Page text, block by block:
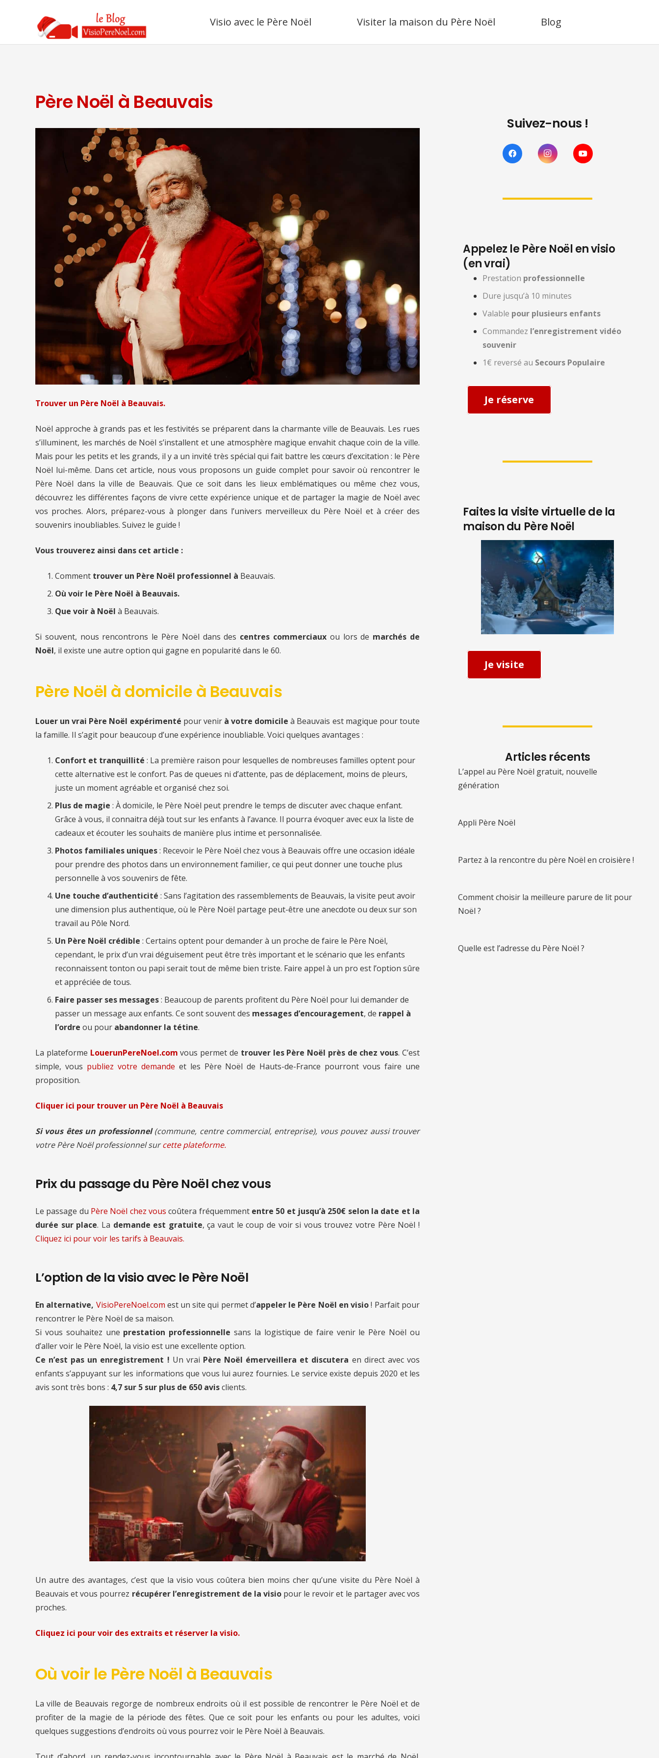
Visio avec le Père Noël Visiter la maison du Père Noël Blog
Père Noël à Beauvais
Trouver un Père Noël à Beauvais.
Noël approche à grands pas et les festivités se préparent dans la charmante ville de Beauvais. Les rues
s’illuminent, les marchés de Noël s’installent et une atmosphère magique envahit chaque coin de la ville.
Mais pour les petits et les grands, il y a un invité très spécial qui fait battre les cœurs d’excitation : le Père
Noël lui-même. Dans cet article, nous vous proposons un guide complet pour savoir où rencontrer le
Père Noël dans la ville de Beauvais. Que ce soit dans les lieux emblématiques ou même chez vous,
découvrez les différentes façons de vivre cette expérience unique et de partager la magie de Noël avec
vos proches. Alors, préparez-vous à plonger dans l’univers merveilleux du Père Noël et à créer des
souvenirs inoubliables. Suivez le guide !
Vous trouverez ainsi dans cet article :
Comment trouver un Père Noël professionnel à Beauvais.
Où voir le Père Noël à Beauvais.
Que voir à Noël à Beauvais.
Si souvent, nous rencontrons le Père Noël dans des centres commerciaux ou lors de marchés de
Noël, il existe une autre option qui gagne en popularité dans le 60.
Père Noël à domicile à Beauvais
Louer un vrai Père Noël expérimenté pour venir à votre domicile à Beauvais est magique pour toute
la famille. Il s’agit pour beaucoup d’une expérience inoubliable. Voici quelques avantages :
Confort et tranquillité : La première raison pour lesquelles de nombreuses familles optent pour
cette alternative est le confort. Pas de queues ni d’attente, pas de déplacement, moins de pleurs,
juste un moment agréable et organisé chez soi.
Plus de magie : À domicile, le Père Noël peut prendre le temps de discuter avec chaque enfant.
Grâce à vous, il connaitra déjà tout sur les enfants à l’avance. Il pourra évoquer avec eux la liste de
cadeaux et écouter les souhaits de manière plus intime et personnalisée.
Photos familiales uniques: Recevoir le Père Noël chez vous à Beauvais offre une occasion idéale
pour prendre des photos dans un environnement familier, ce qui peut donner une touche plus
personnelle à vos souvenirs de fête.
Une touche d’authenticité : Sans l’agitation des rassemblements de Beauvais, la visite peut avoir
une dimension plus authentique, où le Père Noël partage peut-être une anecdote ou deux sur son
travail au Pôle Nord.
Un Père Noël crédible : Certains optent pour demander à un proche de faire le Père Noël,
cependant, le prix d’un vrai déguisement peut être très important et le scénario que les enfants
reconnaissent tonton ou papi serait tout de même bien triste. Faire appel à un pro est l’option sûre
et appréciée de tous.
Faire passer ses messages: Beaucoup de parents profitent du Père Noël pour lui demander de
passer un message aux enfants. Ce sont souvent des messages d’encouragement, de rappel à
l’ordre ou pour abandonner la tétine.
La plateforme LouerunPereNoel.com vous permet de trouver les Père Noël près de chez vous. C’est
simple, vous publiez votre demande et les Père Noël de Hauts-de-France pourront vous faire une
proposition.
Cliquer ici pour trouver un Père Noël à Beauvais
Si vous êtes un professionnel(commune, centre commercial, entreprise), vous pouvez aussi trouver
votre Père Noël professionnel surcette plateforme.
Prix du passage du Père Noël chez vous
Le passage du Père Noël chez vous coûtera fréquemment entre 50 et jusqu’à 250€ selon la date et la
durée sur place. La demande est gratuite, ça vaut le coup de voir si vous trouvez votre Père Noël !
Cliquez ici pour voir les tarifs à Beauvais.
L’option de la visio avec le Père Noël
En alternative, VisioPereNoel.com est un site qui permet d’appeler le Père Noël en visio! Parfait pour
rencontrer le Père Noël de sa maison.
Si vous souhaitez une prestation professionnelle sans la logistique de faire venir le Père Noël ou
d’aller voir le Père Noël, la visio est une excellente option.
Ce n’est pas un enregistrement ! Un vrai Père Noël émerveillera et discutera en direct avec vos
enfants s’appuyant sur les informations que vous lui aurez fournies. Le service existe depuis 2020 et les
avis sont très bons : 4,7 sur 5 sur plus de 650 avisclients.
Un autre des avantages, c’est que la visio vous coûtera bien moins cher qu’une visite du Père Noël à
Beauvais et vous pourrez récupérer l’enregistrement de la visio pour le revoir et le partager avec vos
proches.
Cliquez ici pour voir des extraits et réserver la visio.
Où voir le Père Noël à Beauvais
La ville de Beauvais regorge de nombreux endroits où il est possible de rencontrer le Père Noël et de
profiter de la magie de la période des fêtes. Que ce soit pour les enfants ou pour les adultes, voici
quelques suggestions d’endroits où vous pourrez voir le Père Noël à Beauvais.
Suivez-nous !
Appelez le Père Noël en visio
(en vrai)
Prestation professionnelle
Dure jusqu’à 10 minutes
Valable pour plusieurs enfants
Commandez l’enregistrement vidéo
souvenir
1€ reversé au Secours Populaire
Je réserve
Faites la visite virtuelle de la
maison du Père Noël
Je visite
Articles récents
L’appel au Père Noël gratuit, nouvelle
génération
Appli Père Noël
Partez à la rencontre du père Noël en croisière !
Comment choisir la meilleure parure de lit pour
Noël ?
Quelle est l’adresse du Père Noël ?